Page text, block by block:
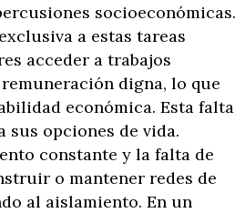
socioeconómicas.
a estas tareas
acceder a trabajos
digna, lo que
económica. Esta falta
opciones de vida.
constante y la falta de
o mantener redes de
al aislamiento. En un